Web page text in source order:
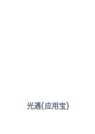
光遇(应用宝)